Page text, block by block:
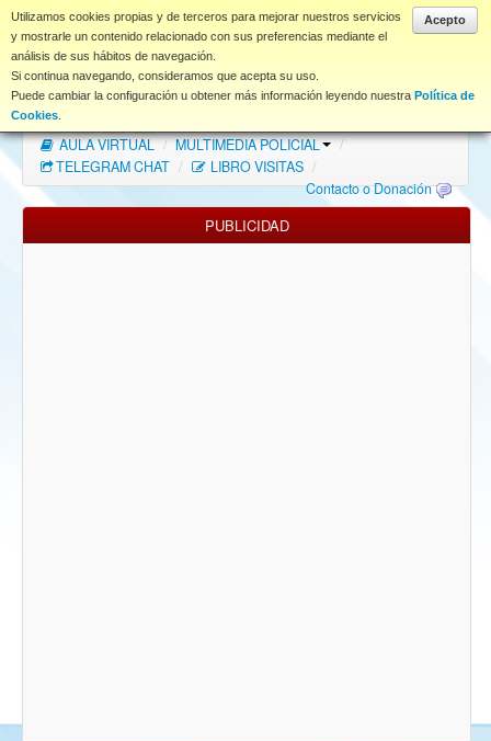
Acepto
Utilizamos cookies propias y de terceros para mejorar nuestros servicios
y mostrarle un contenido relacionado con sus preferencias mediante el
análisis de sus hábitos de navegación.
Si continua navegando, consideramos que acepta su uso.
Puede cambiar la configuración u obtener más información leyendo nuestra Política de
Cookies
www.coet.es
Portal
Índice Foros
FAQ
NORMAS FORO
Descargas
AULA VIRTUAL / MULTIMEDIA POLICIAL
/
TELEGRAM CHAT / LIBRO VISITAS /
Contacto o Donación
PUBLICIDAD